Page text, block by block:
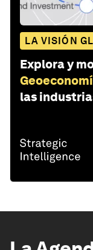
LA VISIÓN
Explora y
las